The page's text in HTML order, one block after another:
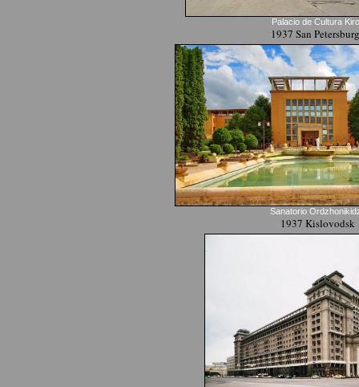
Palacio de Cultura
1937 San
Sanatorio
1937 Kislovodsk